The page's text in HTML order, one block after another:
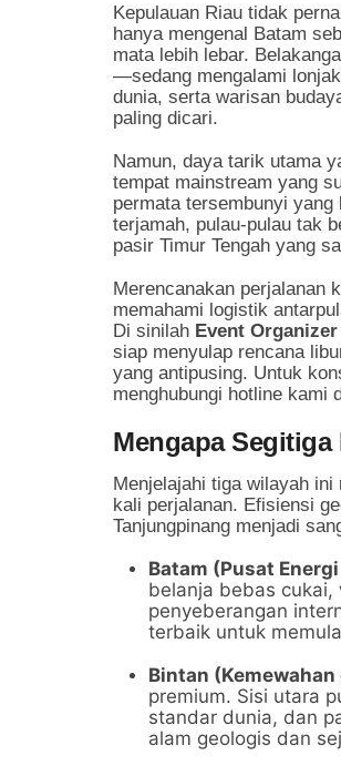
Kepulauan Riau tidak
hanya mengenal Batam
mata lebih lebar.
—sedang mengalami
dunia, serta warisan
paling dicari.
Namun, daya tarik utama
tempat mainstream yang
permata tersembunyi
terjamah, pulau-pulau tak
pasir Timur Tengah yang
Merencanakan perjalanan
memahami logistik
Di sinilah Event
siap menyulap rencana
yang antipusing. Untuk
menghubungi hotline kami
Mengapa
Menjelajahi tiga wilayah
kali perjalanan. Efisiensi
Tanjungpinang menjadi
Batam (Pusat
belanja bebas cukai,
penyeberangan
terbaik untuk
Bintan
premium. Sisi utara
standar dunia, dan
alam geologis dan